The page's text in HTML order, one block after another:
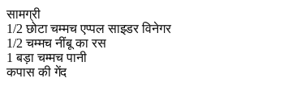
सामग्री
1/2 छोटा चम्मच एप्पल साइडर विनेगर
1/2 चम्मच नींबू का रस
1 बड़ा चम्मच पानी
कपास की गेंद